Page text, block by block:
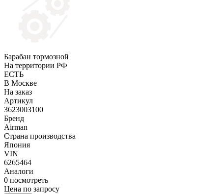
Барабан тормозной
На территории РФ
ЕСТЬ
В Москве
На заказ
Артикул
3623003100
Бренд
Airman
Страна производства
Япония
VIN
6265464
Аналоги
0 посмотреть
Цена по запросу